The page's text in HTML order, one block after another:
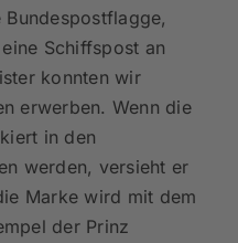
Schiffspost an
konnten wir
erwerben. Wenn die
in den
werden, versieht er
Marke wird mit dem
der Prinz